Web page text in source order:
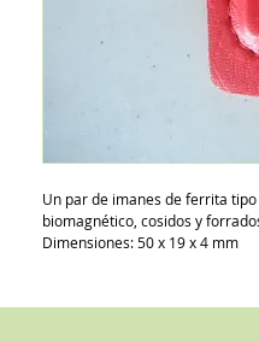
Un par de imanes de ferrita
biomagnético, cosidos y
Dimensiones: 50 x 19 x 4 mm